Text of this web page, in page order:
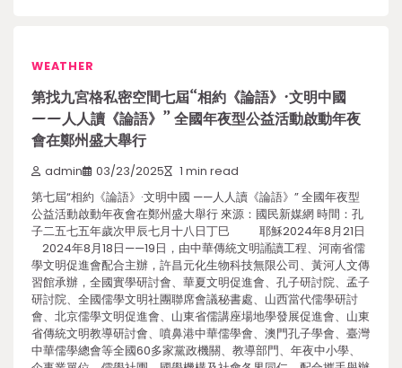
WEATHER
第找九宮格私密空間七屆“相約《論語》·文明中國
——人人讀《論語》” 全國年夜型公益活動啟動年夜
會在鄭州盛大舉行
admin 03/23/2025 1 min read
第七屆“相約《論語》·文明中國 ——人人讀《論語》” 全國年夜型
公益活動啟動年夜會在鄭州盛大舉行 來源：國民新媒網 時間：孔
子二五七五年歲次甲辰七月十八日丁巳 耶穌2024年8月21日
2024年8月18日——19日，由中華傳統文明誦讀工程、河南省儒
學文明促進會配合主辦，許昌元化生物科技無限公司、黃河人文傳
習館承辦，全國實學研討會、華夏文明促進會、孔子研討院、孟子
研討院、全國儒學文明社團聯席會議秘書處、山西當代儒學研討
會、北京儒學文明促進會、山東省儒講座場地學發展促進會、山東
省傳統文明教導研討會、噴鼻港中華儒學會、澳門孔子學會、臺灣
中華儒學總會等全國60多家黨政機關、教導部門、年夜中小學、